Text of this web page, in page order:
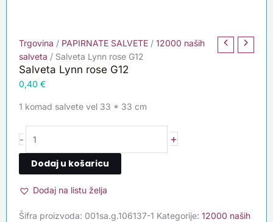
Trgovina / PAPIRNATE SALVETE / 12000 naših
salveta / Salveta Lynn rose G12
Salveta Lynn rose G12
0,40 €
1 komad salvete vel 33 * 33 cm
- +
Dodaj u košaricu
Dodaj na listu želja
Šifra proizvoda: 001sa.g.106137-1 Kategorije: 12000 naših